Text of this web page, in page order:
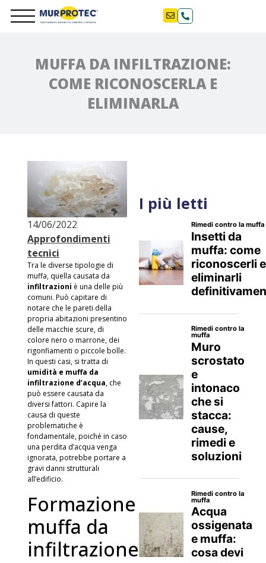
MUFFA DA INFILTRAZIONE:
COME RICONOSCERLA E
ELIMINARLA
14/06/2022
Approfondimenti
tecnici
Tra le diverse tipologie di
muffa, quella causata da
infiltrazioni è una delle più
comuni. Può capitare di
notare che le pareti della
propria abitazioni presentino
delle macchie scure, di
colore nero o marrone, dei
rigonfiamenti o piccole bolle.
In questi casi, si tratta di
umidità e muffa da
infiltrazione d’acqua, che
può essere causata da
diversi fattori. Capire la
causa di queste
problematiche è
fondamentale, poiché in caso
una perdita d’acqua venga
ignorata, potrebbe portare a
gravi danni strutturali
all’edificio.
Formazione
muffa da
infiltrazione
I più letti